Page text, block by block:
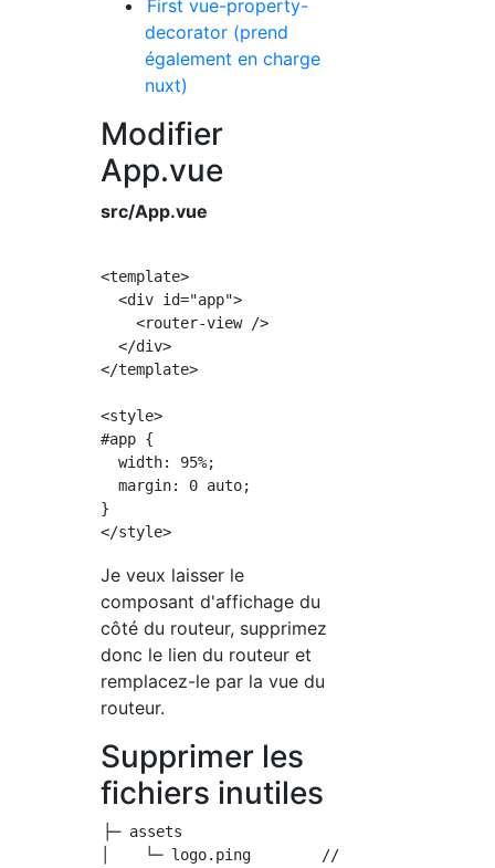
First vue-property-
decorator (prend
également en charge
nuxt)
Modifier
App.vue
src/App.vue
<template>
  <div id="app">
    <router-view />
  </div>
</template>
<style>
#app {
  width: 95%;
  margin: 0 auto;
}
Je veux laisser le
composant d'affichage du
côté du routeur, supprimez
donc le lien du routeur et
remplacez-le par la vue du
routeur.
Supprimer les
fichiers inutiles
├─ assets
│    └─ logo.ping        //Supprimer